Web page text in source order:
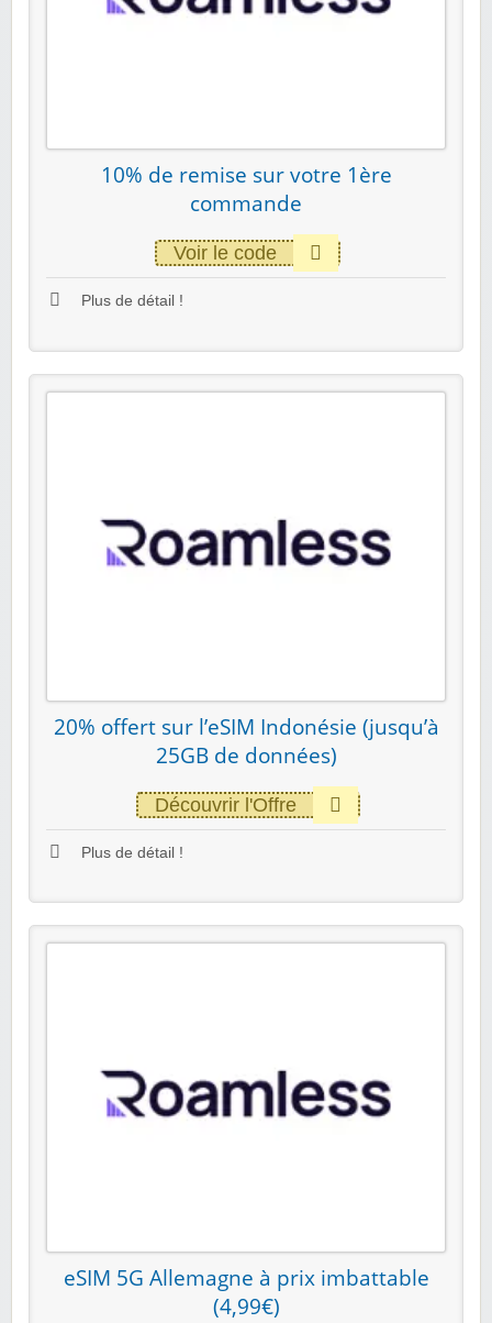
10% de remise sur votre 1ère
commande
Voir le code
Plus de détail !
20% offert sur l’eSIM Indonésie (jusqu’à
25GB de données)
Découvrir l'Offre
Plus de détail !
eSIM 5G Allemagne à prix imbattable
(4,99€)